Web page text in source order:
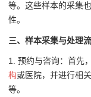
等。这些样本的采集
性。
三、样本采集与处理
1. 预约与咨询：首先
构或医院，并进行相
等。